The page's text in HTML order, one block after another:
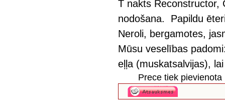
T nakts Reconstructor,
nodošana. Papildu
Neroli, bergamotes,
Mūsu veselības
eļļa (muskatsalvijas),
Prece tiek